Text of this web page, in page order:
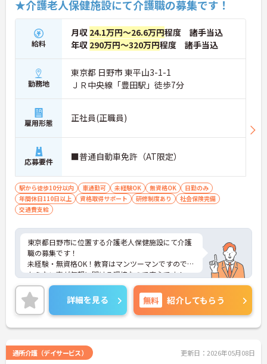
★介護老人保健施設にて介護職の募集です！
給料
月収 24.1万円～26.6万円程度 諸手当込
年収 290万円～320万円程度 諸手当込
勤務地
東京都 日野市 東平山3-1-1
ＪＲ中央線「豊田駅」徒歩7分
雇用形態 正社員(正職員)
応募要件 ■普通自動車免許（AT限定）
駅から徒歩10分以内 車通勤可 未経験OK 無資格OK
日勤のみ
年間休日110日以上
資格取得サポート 研修制度あり
社会保険完備
交通費支給
東京都日野市に位置する介護老人保健施設にて介護
職の募集です！
未経験・無資格OK！教育はマンツーマンですので分
からない事が気軽に聞ける環境なので安心です！
マイカー通勤OKなので、通勤も楽々ですよ♪
ご興味のある方はお気軽にお問い合わせ下さい。
詳細を見る 無料 紹介してもらう
通所介護（デイサービス） 更新日：2026年05月08日